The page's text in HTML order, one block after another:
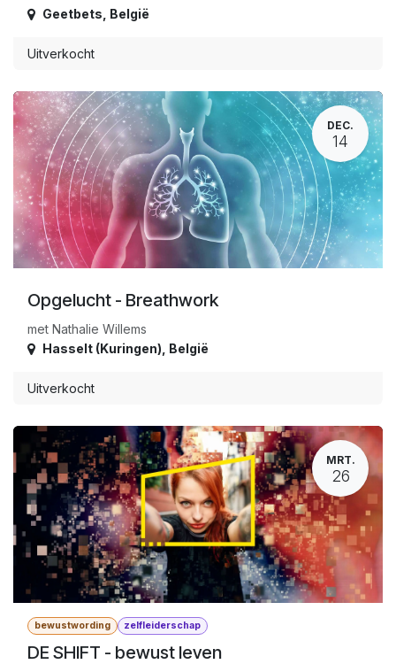
Geetbets België
Uitverkocht
DEC.
14
Opgelucht - Breathwork
met Nathalie Willems
Hasselt (Kuringen) België
Uitverkocht
MRT.
26
bewustwording zelfleiderschap
DE SHIFT - bewust leven